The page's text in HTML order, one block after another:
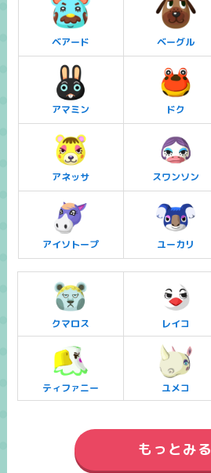
ベアード ベーグル
アマミン ドク
アネッサ スワンソン
アイソトープ ユーカリ
クマロス レイコ
ティファニー ユメコ
もっとみる